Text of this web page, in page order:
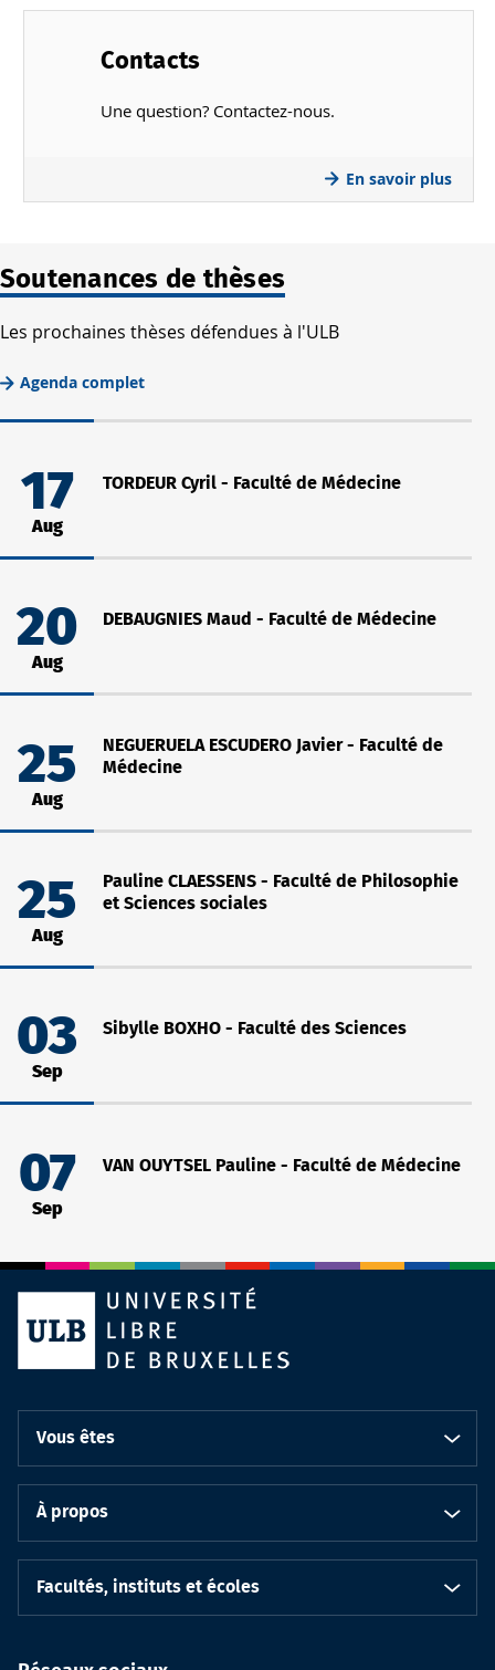
Contacts
Une question? Contactez-nous.
En savoir plus
Soutenances de thèses
Les prochaines thèses défendues à l'ULB
Agenda complet
17
Aug
TORDEUR Cyril - Faculté de Médecine
20
Aug
DEBAUGNIES Maud - Faculté de Médecine
25
Aug
NEGUERUELA ESCUDERO Javier - Faculté de
Médecine
25
Aug
Pauline CLAESSENS - Faculté de Philosophie
et Sciences sociales
03
Sep
Sibylle BOXHO - Faculté des Sciences
07
Sep
VAN OUYTSEL Pauline - Faculté de Médecine
Vous êtes
À propos
Facultés, instituts et écoles